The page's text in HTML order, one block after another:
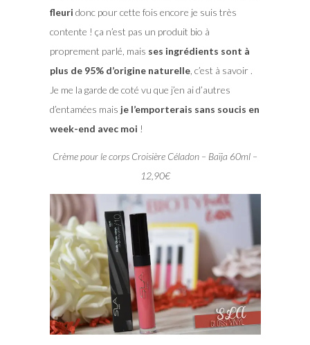
fleuri donc pour cette fois encore je suis très
contente ! ça n’est pas un produit bio à
proprement parlé, mais ses ingrédients sont à
plus de 95% d’origine naturelle, c’est à savoir .
Je me la garde de coté vu que j’en ai d’autres
d’entamées mais je l’emporterais sans soucis en
week-end avec moi !
Crème pour le corps Croisière Céladon – Baïja 60ml –
12,90€